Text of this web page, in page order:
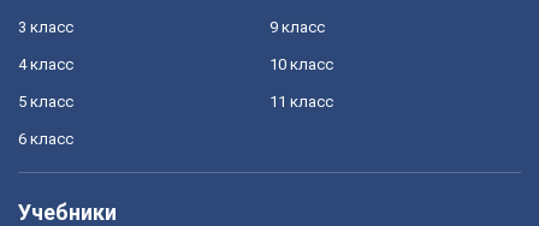
3 класс
4 класс
5 класс
6 класс
9 класс
10 класс
11 класс
Учебники